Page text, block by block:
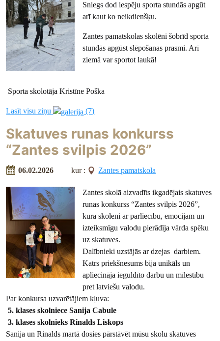
Sniegs dod iespēju sporta stundās apgūt
arī kaut ko neikdienšķu.
Zantes pamatskolas skolēni šobrīd sporta
stundās apgūst slēpošanas prasmi. Arī
ziemā var sportot laukā!
Sporta skolotāja Kristīne Poška
Lasīt visu ziņu (7)
Skatuves runas konkurss
“Zantes svilpis 2026”
06.02.2026 kur : Zantes pamatskola
Zantes skolā aizvadīts ikgadējais skatuves
runas konkurss “Zantes svilpis 2026”,
kurā skolēni ar pārliecību, emocijām un
izteiksmīgu valodu pierādīja vārda spēku
uz skatuves.
Dalībnieki uzstājās ar dzejas darbiem.
Katrs priekšnesums bija unikāls un
apliecināja ieguldīto darbu un mīlestību
pret latviešu valodu.
Par konkursa uzvarētājiem kļuva:
5. klases skolniece Sanija Cabule
3. klases skolnieks Rinalds Liskops
Sanija un Rinalds martā dosies pārstāvēt mūsu skolu skatuves